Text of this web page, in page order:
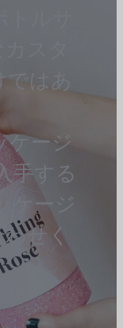
ルサ
スタ
はあ
ケージ
手する
ケージ
せく